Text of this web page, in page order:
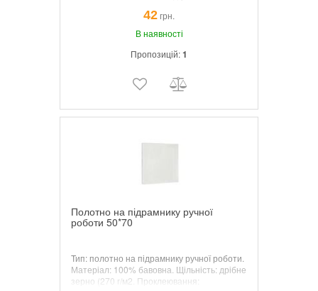
забезпечує надійне кріплення для
безперебійного потоку фарби на полотно.
Відкрийте свій художній потенціал і
42грн.
В наявності
Пропозицій:1
Полотно на підрамнику ручної
роботи 50*70
Тип: полотно на підрамнику ручної роботи.
Матеріал: 100% бавовна. Щільність: дрібне
зерно (270 г/м2. Проклеювання: